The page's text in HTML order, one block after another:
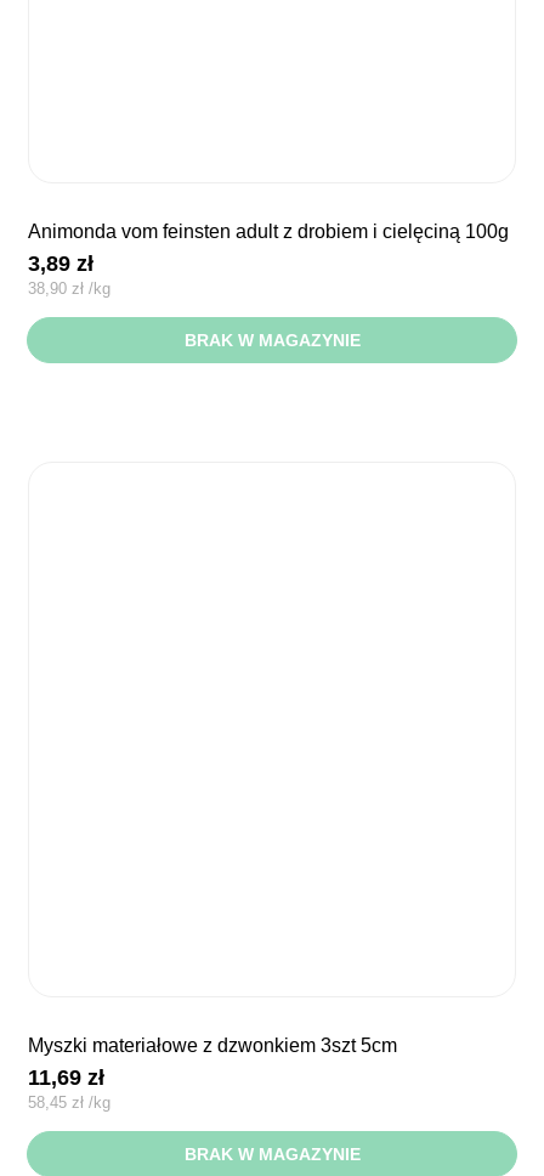
animonda vom feinsten adult z drobiem i cielęciną 100g
3,89zł
38,90zł /kg
BRAK W MAGAZYNIE
myszki materiałowe z dzwonkiem 3szt 5cm
11,69zł
58,45zł /kg
BRAK W MAGAZYNIE